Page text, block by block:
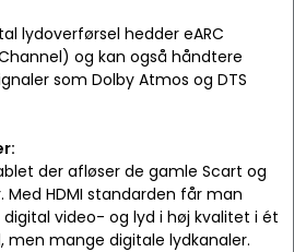
lydoverførsel hedder eARC
og kan også håndtere
som Dolby Atmos og DTS
der afløser de gamle Scart og
HDMI standarden får man
video- og lyd i høj kvalitet i ét
men mange digitale lydkanaler.